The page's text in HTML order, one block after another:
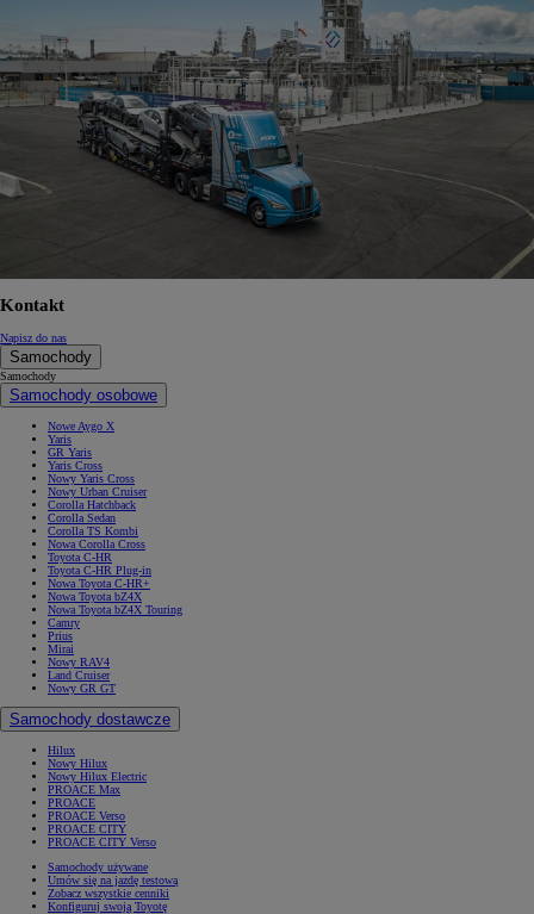
Kontakt
Napisz do nas
Samochody
Samochody
Samochody osobowe
Nowe Aygo X
Yaris
GR Yaris
Yaris Cross
Nowy Yaris Cross
Nowy Urban Cruiser
Corolla Hatchback
Corolla Sedan
Corolla TS Kombi
Nowa Corolla Cross
Toyota C-HR
Toyota C-HR Plug-in
Nowa Toyota C-HR+
Nowa Toyota bZ4X
Nowa Toyota bZ4X Touring
Camry
Prius
Mirai
Nowy RAV4
Land Cruiser
Nowy GR GT
Samochody dostawcze
Hilux
Nowy Hilux
Nowy Hilux Electric
PROACE Max
PROACE
PROACE Verso
PROACE CITY
PROACE CITY Verso
Samochody używane
Umów się na jazdę testową
Zobacz wszystkie cenniki
Konfiguruj swoją Toyotę